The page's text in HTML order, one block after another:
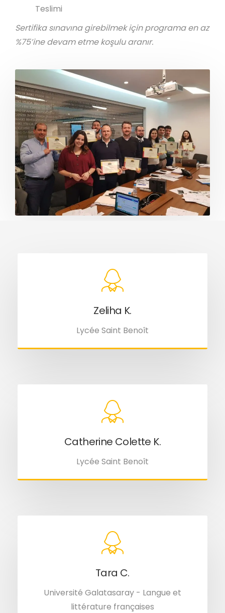
Teslimi
Sertifika sınavına girebilmek için programa en az
%75’ine devam etme koşulu aranır.
Zeliha K.
Lycée Saint Benoît
Catherine Colette K.
Lycée Saint Benoît
Tara C.
Université Galatasaray - Langue et
littérature françaises